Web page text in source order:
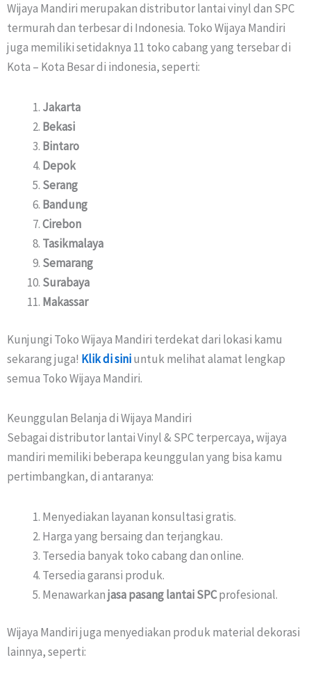
Wijaya Mandiri merupakan distributor lantai vinyl dan SPC
termurah dan terbesar di Indonesia. Toko Wijaya Mandiri
juga memiliki setidaknya 11 toko cabang yang tersebar di
Kota – Kota Besar di indonesia, seperti:
Jakarta
Bekasi
Bintaro
Depok
Serang
Bandung
Cirebon
Tasikmalaya
Semarang
Surabaya
Makassar
Kunjungi Toko Wijaya Mandiri terdekat dari lokasi kamu
sekarang juga! Klik di siniuntuk melihat alamat lengkap
semua Toko Wijaya Mandiri.
Keunggulan Belanja di Wijaya Mandiri
Sebagai distributor lantai Vinyl & SPC terpercaya, wijaya
mandiri memiliki beberapa keunggulan yang bisa kamu
pertimbangkan, di antaranya:
Menyediakan layanan konsultasi gratis.
Harga yang bersaing dan terjangkau.
Tersedia banyak toko cabang dan online.
Tersedia garansi produk.
Menawarkanjasa pasang lantai SPCprofesional.
Wijaya Mandiri juga menyediakan produk material dekorasi
lainnya, seperti: